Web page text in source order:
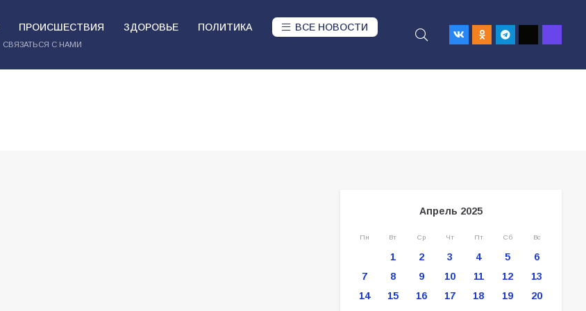
ПРОИСШЕСТВИЯ ЗДОРОВЬЕ ПОЛИТИКА ВСЕ НОВОСТИ
СВЯЗАТЬСЯ С НАМИ
Апрель 2025
Пн Вт Ср Чт Пт Сб Вс
1 2 3 4 5
6
7
8 9 10 11 12
13
14
15 16 17 18 19
20